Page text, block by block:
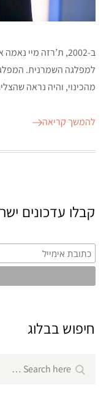
ב-2002, ת’רזה מיי
למפלגה השמרנית.
מהכינוי, והיה נראה
להמשך קריאה
קבלו עדכונים
חיפוש בבלוג
for:
Search